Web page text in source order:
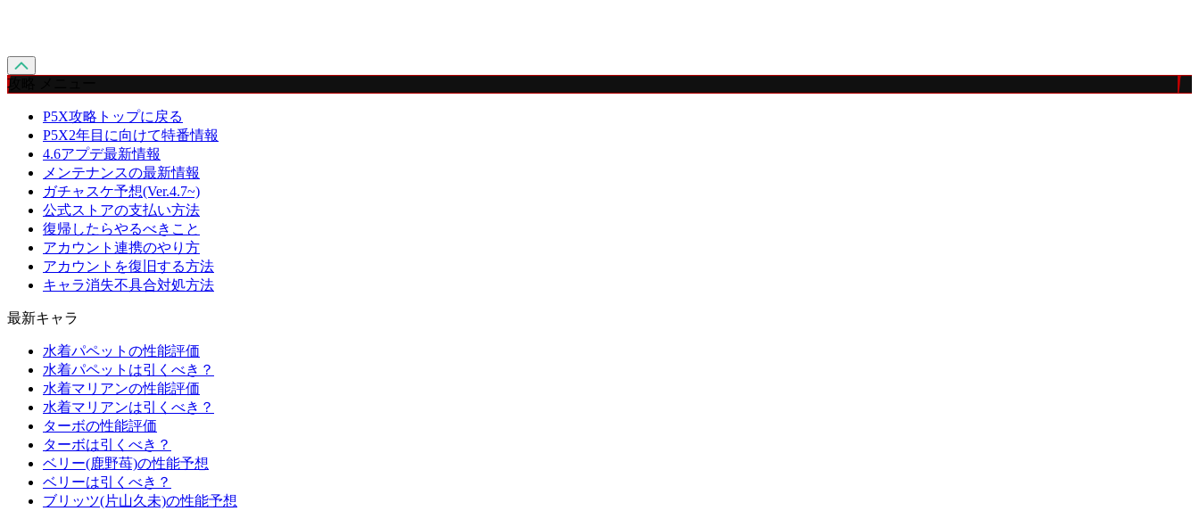
攻略 メニュー
P5X攻略トップに戻る
P5X2年目に向けて特番情報
4.6アプデ最新情報
メンテナンスの最新情報
ガチャスケ予想(Ver.4.7~)
公式ストアの支払い方法
復帰したらやるべきこと
アカウント連携のやり方
アカウントを復旧する方法
キャラ消失不具合対処方法
最新キャラ
水着パペットの性能評価
水着パペットは引くべき？
水着マリアンの性能評価
水着マリアンは引くべき？
ターボの性能評価
ターボは引くべき？
ベリー(鹿野苺)の性能予想
ベリーは引くべき？
ブリッツ(片山久未)の性能予想